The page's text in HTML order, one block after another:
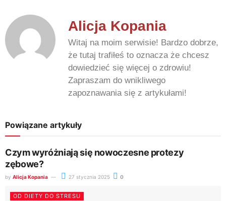
Alicja Kopania
Witaj na moim serwisie! Bardzo dobrze,
że tutaj trafiłeś to oznacza że chcesz
dowiedzieć się więcej o zdrowiu!
Zapraszam do wnikliwego
zapoznawania się z artykułami!
Powiązane artykuły
Czym wyróżniają się nowoczesne protezy
zębowe?
by Alicja Kopania 27 stycznia 2025 0
OD DIETY DO STRESU